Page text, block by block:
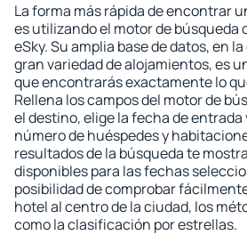
La forma más rápida de encontrar
es utilizando el motor de búsqueda
eSky. Su amplia base de datos, en
gran variedad de alojamientos, es
que encontrarás exactamente lo
Rellena los campos del motor de
el destino, elige la fecha de entrada
número de huéspedes y
resultados de la búsqueda te
disponibles para las fechas
posibilidad de comprobar
hotel al centro de la ciudad, los
como la clasificación por estrellas.